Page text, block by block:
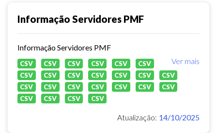
Informação Servidores PMF
Informação Servidores PMF
Ver mais
CSV CSV CSV CSV CSV
CSV
CSV
CSV CSV CSV CSV CSV
CSV
CSV
CSV CSV CSV CSV CSV
CSV
CSV
CSV CSV CSV
Atualização: 14/10/2025